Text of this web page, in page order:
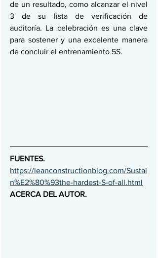
de un resultado, como alcanzar el nivel
3 de su lista de verificación de
auditoría. La celebración es una clave
para sostener y una excelente manera
de concluir el entrenamiento 5S.
FUENTES.
https://leanconstructionblog.com/Sustai
n%E2%80%93the-hardest-S-of-all.html
ACERCA DEL AUTOR.